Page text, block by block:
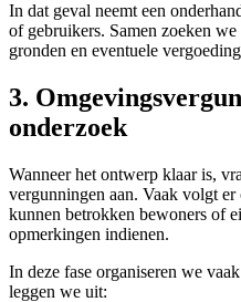
In dat geval neemt een
of gebruikers. Samen zoeken
gronden en eventuele
3.
onderzoek
Wanneer het ontwerp klaar is,
vergunningen aan. Vaak volgt
kunnen betrokken bewoners of
opmerkingen indienen.
In deze fase organiseren we
leggen we uit: